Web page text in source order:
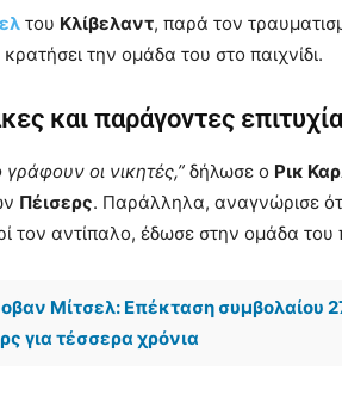
του Κλίβελαντ, παρά τον
την ομάδα του στο παιχνίδι.
και παράγοντες
οι νικητές,” δήλωσε ο Ρικ
Πέισερς. Παράλληλα, αναγνώρισε
τον αντίπαλο, έδωσε στην ομάδα του
Μίτσελ: Επέκταση συμβολαίου
για τέσσερα χρόνια